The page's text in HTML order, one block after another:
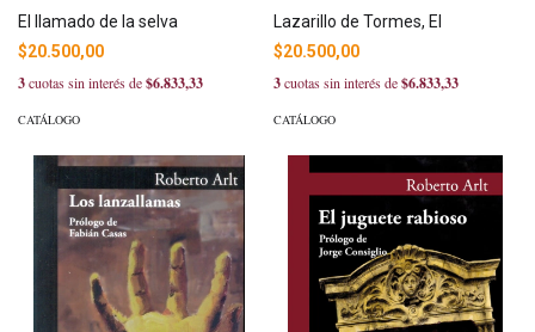
El llamado de la selva
$20.500,00
3cuotas sin interés de$6.833,33
CATÁLOGO
Lazarillo de Tormes, El
$20.500,00
3cuotas sin interés de$6.833,33
CATÁLOGO